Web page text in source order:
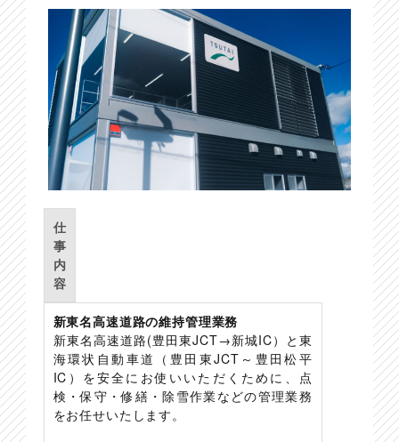
仕
事
内
容
新東名高速道路の維持管理業務
新東名高速道路(豊田東JCT→新城IC）と東
海環状自動車道（豊田東JCT～豊田松平
IC）を安全にお使いいただくために、点
検・保守・修繕・除雪作業などの管理業務
をお任せいたします。